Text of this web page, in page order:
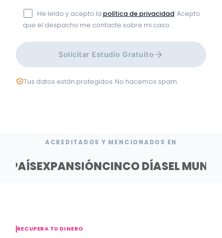
He leído y acepto la política de privacidad. Acepto
que el despacho me contacte sobre mi caso.
Solicitar Estudio Gratuito
Tus datos están protegidos. No hacemos spam.
ACREDITADOS Y MENCIONADOS EN
PAÍSEXPANSIÓNCINCO DÍASEL
RECUPERA TU DINERO